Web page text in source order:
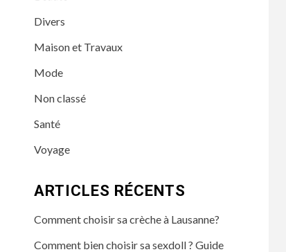
Divers
Maison et Travaux
Mode
Non classé
Santé
Voyage
ARTICLES RÉCENTS
Comment choisir sa crèche à Lausanne?
Comment bien choisir sa sexdoll ? Guide